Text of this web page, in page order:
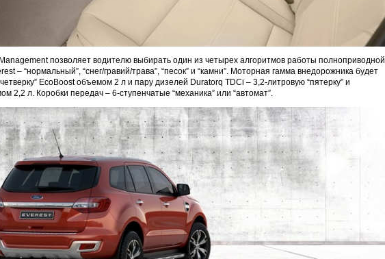
позволяет водителю выбирать один из четырех алгоритмов работы полноприводной
– “нормальный”, “снег/гравий/трава”, “песок” и “камни”. Моторная гамма внедорожника будет
EcoBoost объемом 2 л и пару дизелей Duratorq TDCi – 3,2-литровую “пятерку” и
2,2 л. Коробки передач – 6-ступенчатые “механика” или “автомат”.